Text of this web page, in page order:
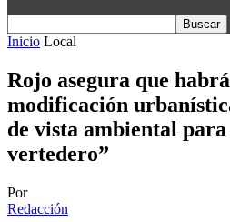
Inicio Local
Rojo asegura que
modificación
de vista ambiental para
vertedero”
Por
Redacción